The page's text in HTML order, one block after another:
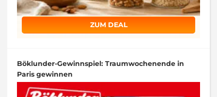
ZUM DEAL
Böklunder-Gewinnspiel: Traumwochenende in
Paris gewinnen